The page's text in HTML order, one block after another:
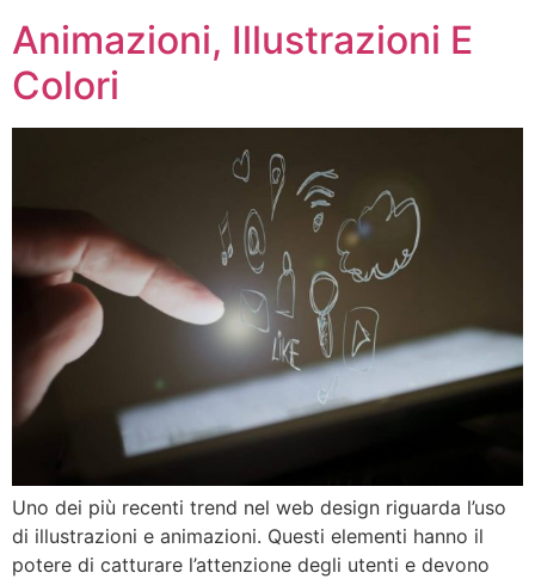
Animazioni, Illustrazioni E
Colori
Uno dei più recenti trend nel web design riguarda l’uso
di illustrazioni e animazioni. Questi elementi hanno il
potere di catturare l’attenzione degli utenti e devono